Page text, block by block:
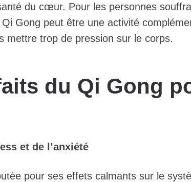
du cœur. Pour les personnes
Gong peut être une activité
mettre trop de pression sur le corps.
du Qi Gong
et de l’anxiété
pour ses effets calmants sur le